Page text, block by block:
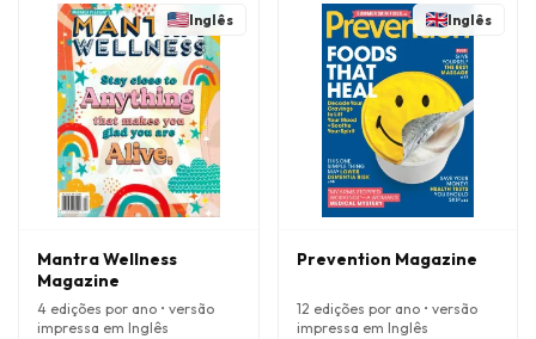
Inglês
Mantra Wellness
Magazine
4 edições por ano • versão
impressa em Inglês
Inglês
Prevention Magazine
12 edições por ano • versão
impressa em Inglês